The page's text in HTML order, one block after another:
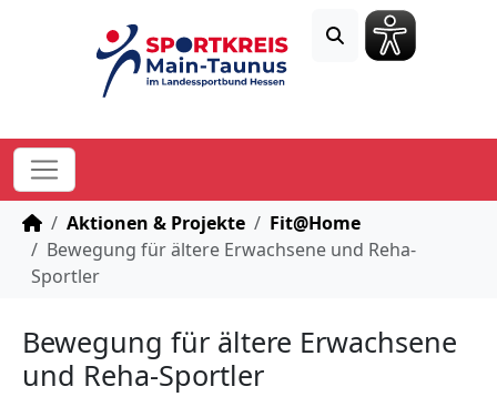
STARTSEITE
Aktionen & Projekte
Fit@Home
Bewegung für ältere Erwachsene und Reha-
Sportler
Bewegung für ältere Erwachsene
und Reha-Sportler